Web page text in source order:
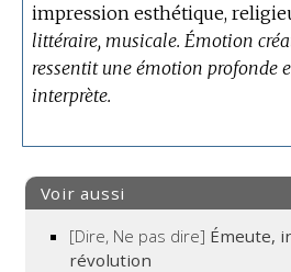
impression esthétique,
littéraire, musicale. Émotion
ressentit une émotion profonde
interprète.
Voir aussi
[Dire, Ne pas dire] Émeute,
révolution